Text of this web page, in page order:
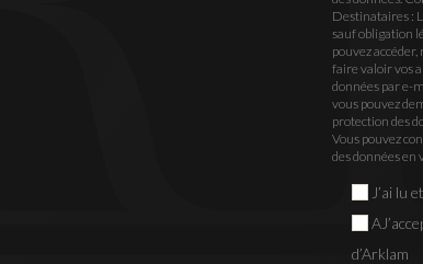
Destinataires :
sauf obligation
pouvez
faire valoir vos
données par e-
vous pouvez
protection des
Vous pouvez
des données
J’ai lu
d’Arklam